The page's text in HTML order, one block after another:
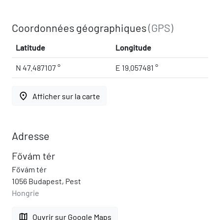
Coordonnées géographiques(GPS)
Latitude Longitude
N 47.487107 ° E 19.057481 °
place Afficher sur la carte
Adresse
Fővám tér
Fővám tér
1056 Budapest, Pest
Hongrie
map Ouvrir sur Google Maps